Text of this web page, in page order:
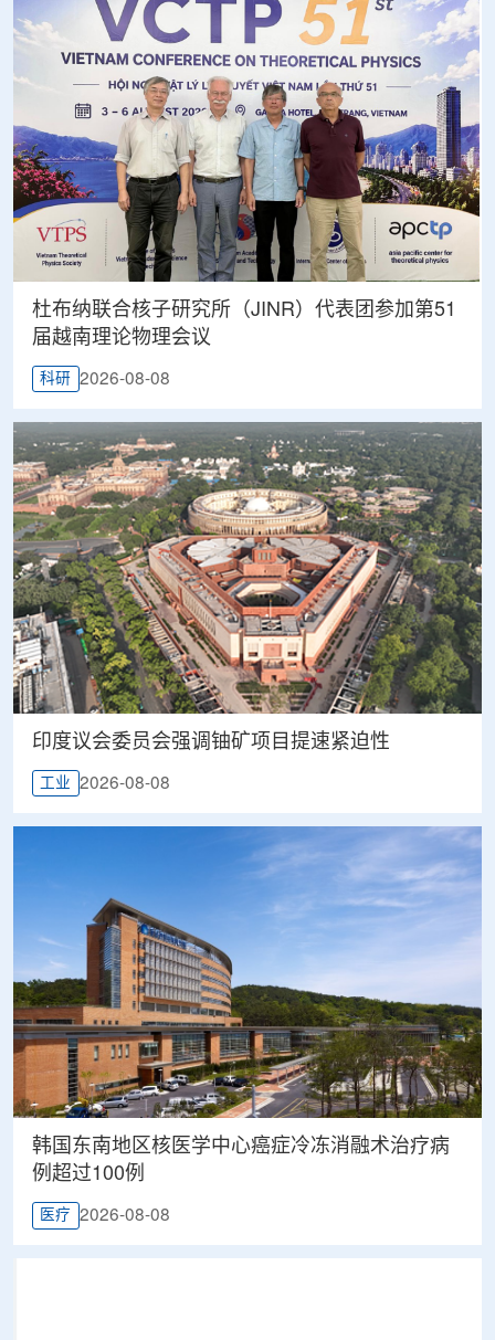
杜布纳联合核子研究所（JINR）代表团参加第51
届越南理论物理会议
科研 2026-08-08
印度议会委员会强调铀矿项目提速紧迫性
工业 2026-08-08
韩国东南地区核医学中心癌症冷冻消融术治疗病
例超过100例
医疗 2026-08-08